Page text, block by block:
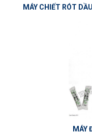
MÁY CHIẾT RÓT
MÁY